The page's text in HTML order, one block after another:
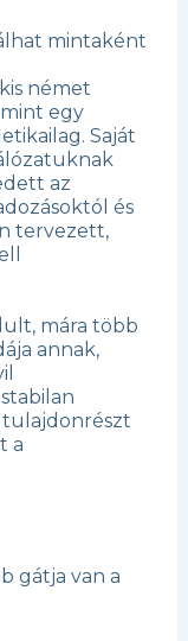
mintaként
német
egy
Saját
az
és
tervezett,
mára több
annak,
tulajdonrészt
a
gátja van a